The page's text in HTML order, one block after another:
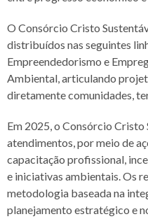
O Consórcio Cristo
distribuídos nas seguintes
Empreendedorismo e
Ambiental,articulando
diretamente comunidades,
Em 2025, o Consórcio
atendimentos, por meio de
capacitação profissional,
e iniciativas ambientais. Os
metodologia baseada na
planejamento estratégico e